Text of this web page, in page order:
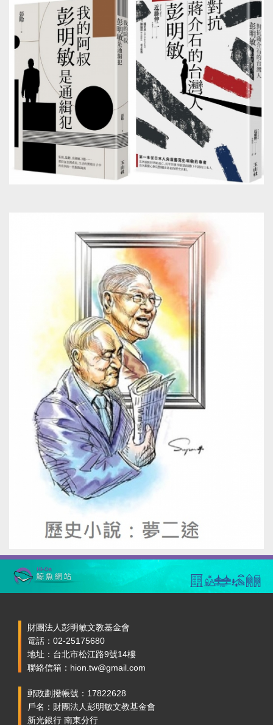
財團法人彭明敏文教基金會
電話：02-25175680
地址：台北市松江路9號14樓
聯絡信箱：hion.tw@gmail.com
郵政劃撥帳號：17822628
戶名：財團法人彭明敏文教基金會
新光銀行 南東分行